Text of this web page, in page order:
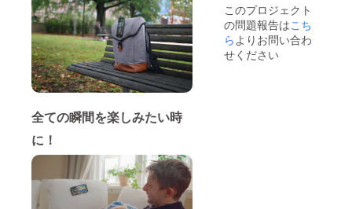
全ての瞬間を楽しみたい時
に！
このプロジェクト
の問題報告はこち
ら よりお問い合わ
せください